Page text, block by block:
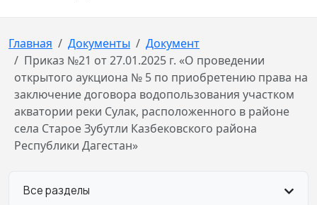
Главная Документы
Документ
Приказ №21 от 27.01.2025 г. «О проведении
открытого аукциона № 5 по приобретению права на
заключение договора водопользования участком
акватории реки Сулак, расположенного в районе
села Старое Зубутли Казбековского района
Республики Дагестан»
Все разделы